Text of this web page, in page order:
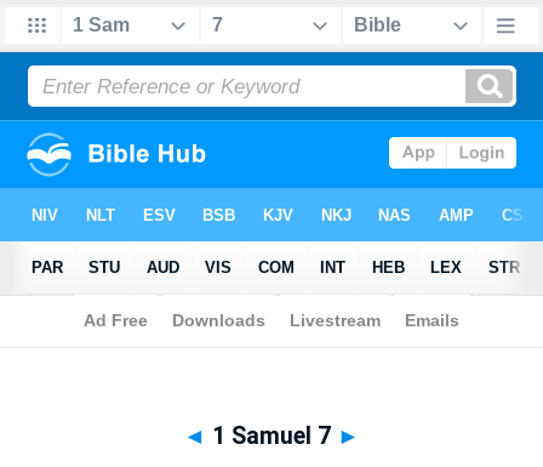
Biblia >Maori > 1 Samuel 7
◄ 1 Samuel 7 ►